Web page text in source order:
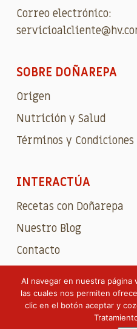
Correo electrónico:
SOBRE DOÑAREPA
Origen
Nutrición y Salud
Términos y Condiciones
INTERACTÚA
Recetas con Doñarepa
Nuestro Blog
Contacto
. Todos los
Al navegar en nuestra página
las cuales nos permiten
clic en el botón aceptar y